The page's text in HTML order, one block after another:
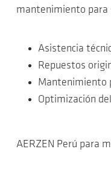
mantenimiento para
Asistencia
Repuestos
Mantenimiento
Optimización
AERZEN Perú para